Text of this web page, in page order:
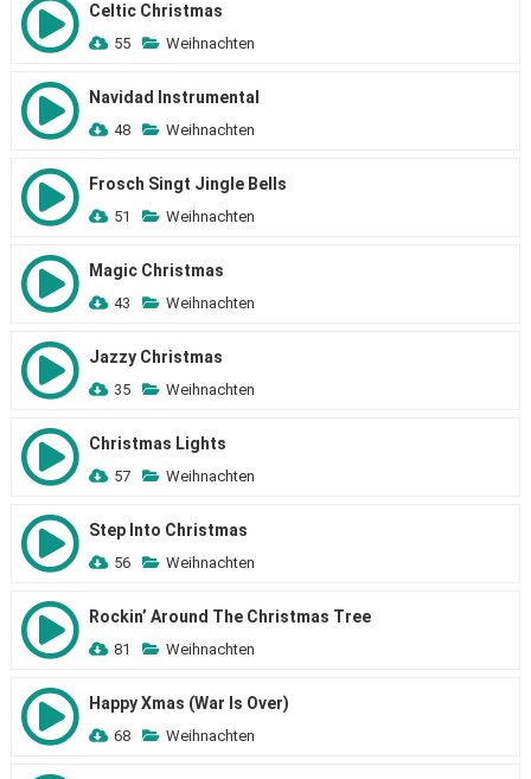
Celtic Christmas
55 Weihnachten
Navidad Instrumental
48 Weihnachten
Frosch Singt Jingle Bells
51 Weihnachten
Magic Christmas
43 Weihnachten
Jazzy Christmas
35 Weihnachten
Christmas Lights
57 Weihnachten
Step Into Christmas
56 Weihnachten
Rockin’ Around The Christmas Tree
81 Weihnachten
Happy Xmas (War Is Over)
68 Weihnachten